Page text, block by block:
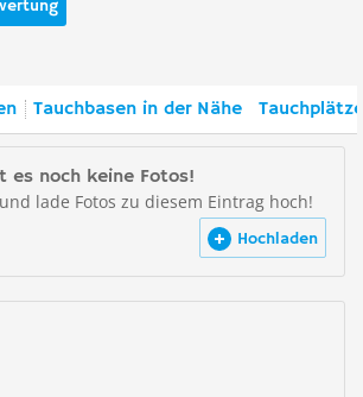
Tauchbasen in der Nähe
es noch keine Fotos!
lade Fotos zu diesem Eintrag hoch!
Hochladen